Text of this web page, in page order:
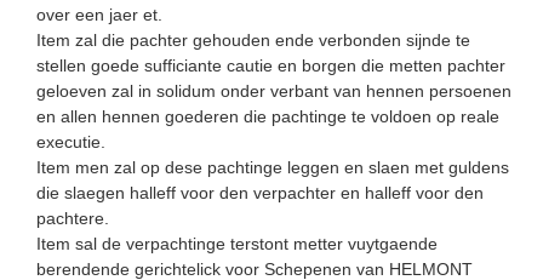
over een jaer et.
Item zal die pachter gehouden ende verbonden sijnde te
stellen goede sufficiante cautie en borgen die metten pachter
geloeven zal in solidum onder verbant van hennen persoenen
en allen hennen goederen die pachtinge te voldoen op reale
executie.
Item men zal op dese pachtinge leggen en slaen met guldens
die slaegen halleff voor den verpachter en halleff voor den
pachtere.
Item sal de verpachtinge terstont metter vuytgaende
berendende gerichtelick voor Schepenen van HELMONT